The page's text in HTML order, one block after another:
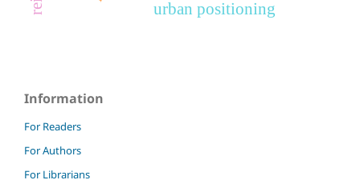
urban positioning
Information
For Readers
For Authors
For Librarians